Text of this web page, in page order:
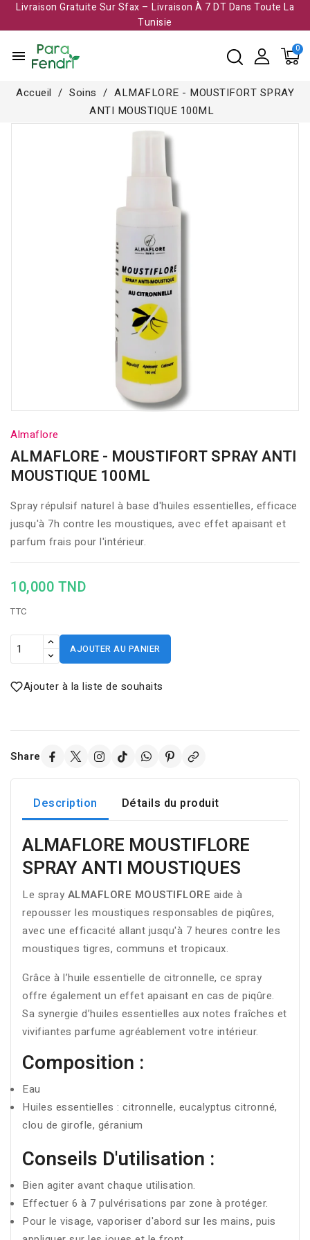
Livraison Gratuite Sur Sfax – Livraison À 7 DT Dans Toute La
Tunisie​
menu
Accueil Soins
ALMAFLORE - MOUSTIFORT SPRAY
ANTI MOUSTIQUE 100ML
Almaflore
ALMAFLORE - MOUSTIFORT SPRAY ANTI
MOUSTIQUE 100ML
Spray répulsif naturel à base d'huiles essentielles, efficace
jusqu'à 7h contre les moustiques, avec effet apaisant et
parfum frais pour l'intérieur.
10,000 TND
TTC
AJOUTER AU PANIER
Ajouter à la liste de souhaits
Share
Description Détails du produit
ALMAFLORE MOUSTIFLORE
SPRAY ANTI MOUSTIQUES
Le spray ALMAFLORE MOUSTIFLORE aide à
repousser les moustiques responsables de piqûres,
avec une efficacité allant jusqu'à 7 heures contre les
moustiques tigres, communs et tropicaux.
Grâce à l’huile essentielle de citronnelle, ce spray
offre également un effet apaisant en cas de piqûre.
Sa synergie d’huiles essentielles aux notes fraîches et
vivifiantes parfume agréablement votre intérieur.
Composition :
Eau
Huiles essentielles : citronnelle, eucalyptus citronné,
clou de girofle, géranium
Conseils D'utilisation :
Bien agiter avant chaque utilisation.
Effectuer 6 à 7 pulvérisations par zone à protéger.
Pour le visage, vaporiser d'abord sur les mains, puis